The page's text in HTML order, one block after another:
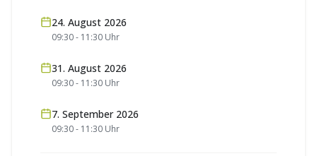
24. August 2026
09:30- 11:30 Uhr
31. August 2026
09:30- 11:30 Uhr
7. September 2026
09:30- 11:30 Uhr